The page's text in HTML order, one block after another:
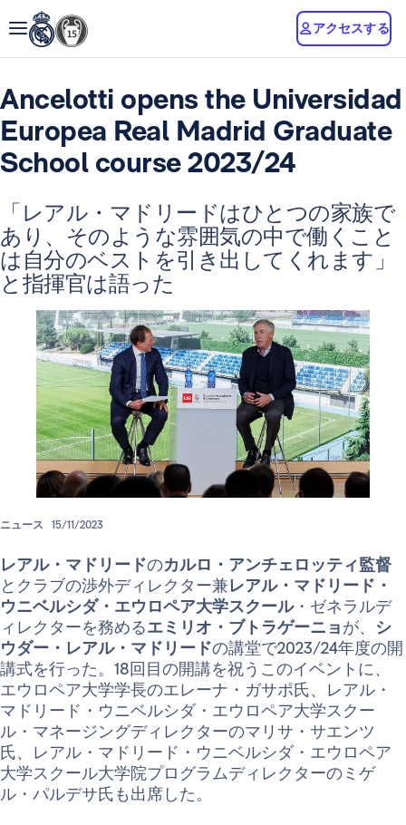
アクセスする
Ancelotti opens the Universidad
Europea Real Madrid Graduate
School course 2023/24
「レアル・マドリードはひとつの家族で
あり、そのような雰囲気の中で働くこと
は自分のベストを引き出してくれます」
と指揮官は語った
ニュース 15/11/2023
レアル・マドリードのカルロ・アンチェロッティ監督
とクラブの渉外ディレクター兼レアル・マドリード・
ウニベルシダ・エウロペア大学スクール・ゼネラルデ
ィレクターを務めるエミリオ・ブトラゲーニョが、 シ
ウダー・レアル・マドリードの講堂で2023/24年度の開
講式を行った。18回目の開講を祝うこのイベントに、
エウロペア大学学長のエレーナ・ガサポ氏、レアル・
マドリード・ウニベルシダ・エウロペア大学スクー
ル・マネージングディレクターのマリサ・サエンツ
氏、レアル・マドリード・ウニベルシダ・エウロペア
大学スクール大学院プログラムディレクターのミゲ
ル・パルデサ氏も出席した。